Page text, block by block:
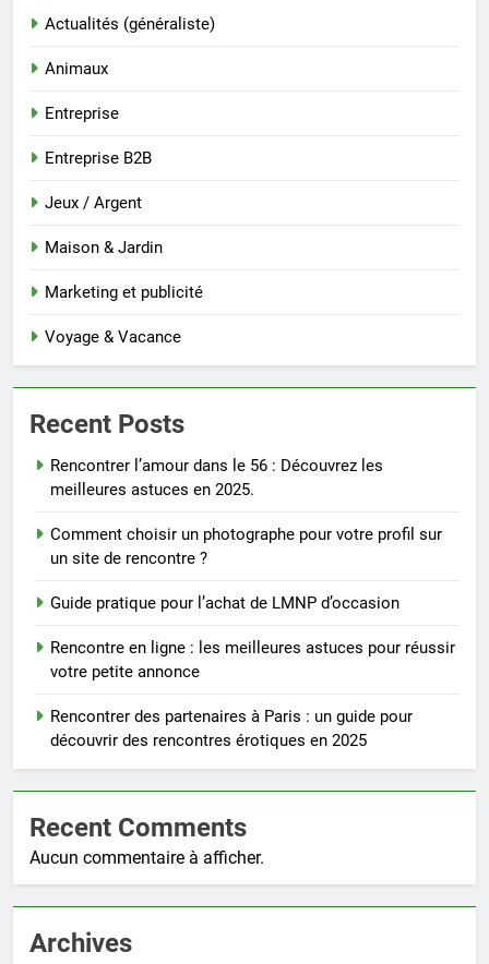
Actualités (généraliste)
Animaux
Entreprise
Entreprise B2B
Jeux / Argent
Maison & Jardin
Marketing et publicité
Voyage & Vacance
Recent Posts
Rencontrer l’amour dans le 56 : Découvrez les
meilleures astuces en 2025.
Comment choisir un photographe pour votre profil sur
un site de rencontre ?
Guide pratique pour l’achat de LMNP d’occasion
Rencontre en ligne : les meilleures astuces pour réussir
votre petite annonce
Rencontrer des partenaires à Paris : un guide pour
découvrir des rencontres érotiques en 2025
Recent Comments
Aucun commentaire à afficher.
Archives